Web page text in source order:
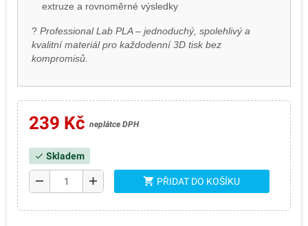
extruze a rovnoměrné výsledky
? Professional Lab PLA – jednoduchý, spolehlivý a
kvalitní materiál pro každodenní 3D tisk bez
kompromisů.
239 Kč neplátce DPH
check Skladem
remove add shopping_cart PŘIDAT DO KOŠÍKU